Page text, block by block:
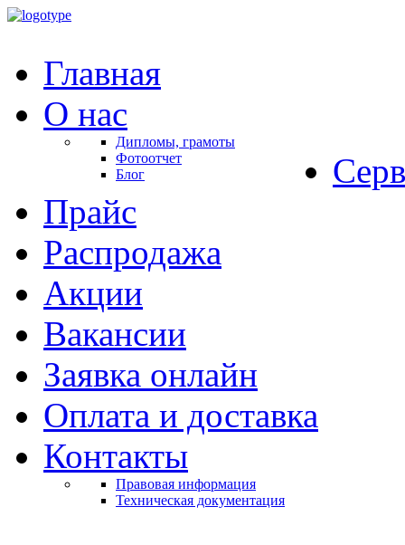
Главная
О нас
Дипломы, грамоты
Фотоотчет
Блог
Прайс
Распродажа
Акции
Вакансии
Заявка онлайн
Оплата и доставка
Контакты
Правовая информация
Техническая документация